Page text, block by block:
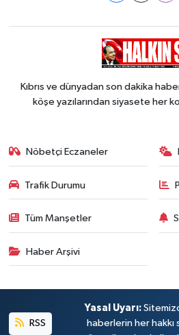
Kıbrıs ve dünyadan son dakika
köşe yazılarından siyasete her
Nöbetçi Eczaneler
Trafik Durumu
Tüm Manşetler
Haber Arşivi
RSS
Yasal Uyarı:
haberlerin her hakkı